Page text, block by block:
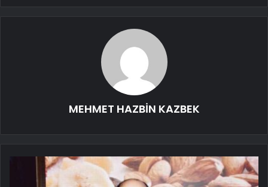
MEHMET HAZBİN KAZBEK